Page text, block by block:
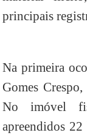
principais
Na primeira
Gomes
No imóvel
apreendidos